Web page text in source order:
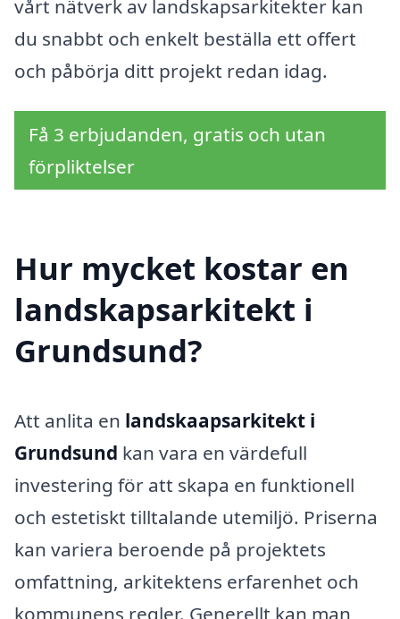
vårt nätverk av landskapsarkitekter kan
du snabbt och enkelt beställa ett offert
och påbörja ditt projekt redan idag.
Få 3 erbjudanden, gratis och utan
förpliktelser
Hur mycket kostar en
landskapsarkitekt i
Grundsund?
Att anlita en landskaapsarkitekt i
Grundsund kan vara en värdefull
investering för att skapa en funktionell
och estetiskt tilltalande utemiljö. Priserna
kan variera beroende på projektets
omfattning, arkitektens erfarenhet och
kommunens regler. Generellt kan man